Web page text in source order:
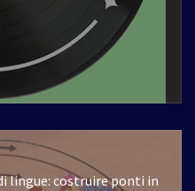
lingue: costruire ponti in